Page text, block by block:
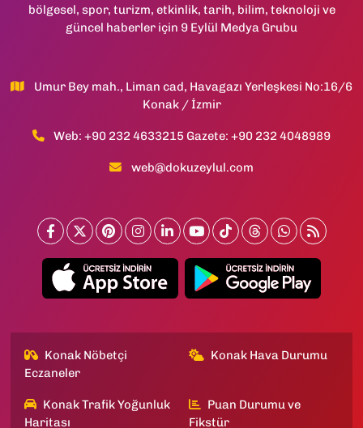
bölgesel, spor, turizm, etkinlik, tarih, bilim, teknoloji ve
güncel haberler için 9 Eylül Medya Grubu
Umur Bey mah., Liman cad, Havagazı Yerleşkesi No:16/6
Konak / İzmir
Web: +90 232 4633215 Gazete: +90 232 4048989
web@dokuzeylul.com
Konak Nöbetçi
Eczaneler
Konak Hava Durumu
Konak Trafik Yoğunluk
Haritası
Puan Durumu ve
Fikstür